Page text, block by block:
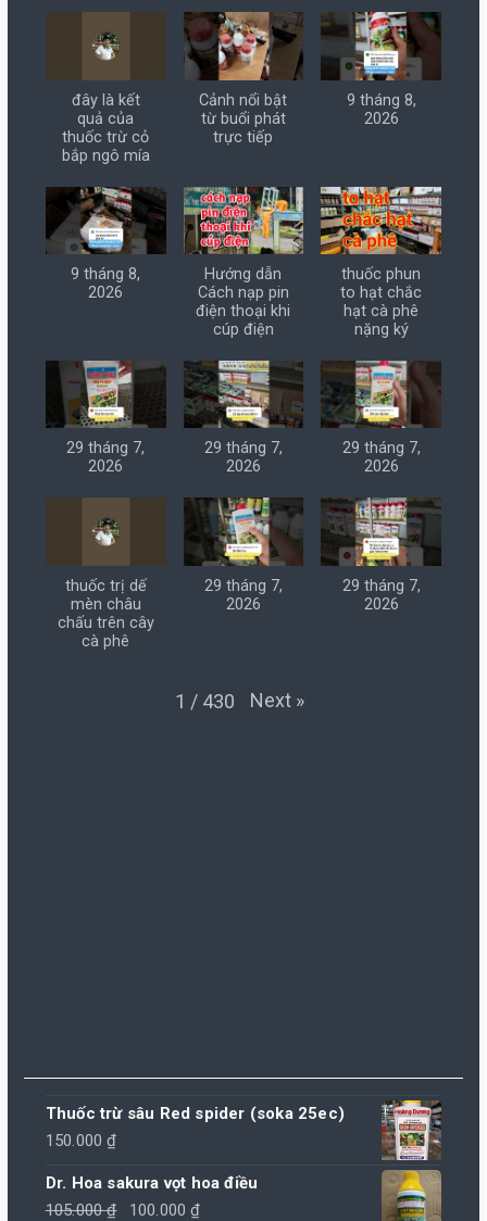
đây là kết
quả của
thuốc trừ cỏ
bắp ngô mía
Cảnh nổi bật
từ buổi phát
trực tiếp
9 tháng 8,
2026
9 tháng 8,
2026
Hướng dẫn
Cách nạp pin
điện thoại khi
cúp điện
thuốc phun
to hạt chắc
hạt cà phê
nặng ký
29 tháng 7,
2026
29 tháng 7,
2026
29 tháng 7,
2026
thuốc trị dế
mèn châu
chấu trên cây
cà phê
29 tháng 7,
2026
29 tháng 7,
2026
1 / 430 Next »
Thuốc trừ sâu Red spider (soka 25ec)
150.000₫
Dr. Hoa sakura vọt hoa điều
105.000₫
Giá
100.000₫